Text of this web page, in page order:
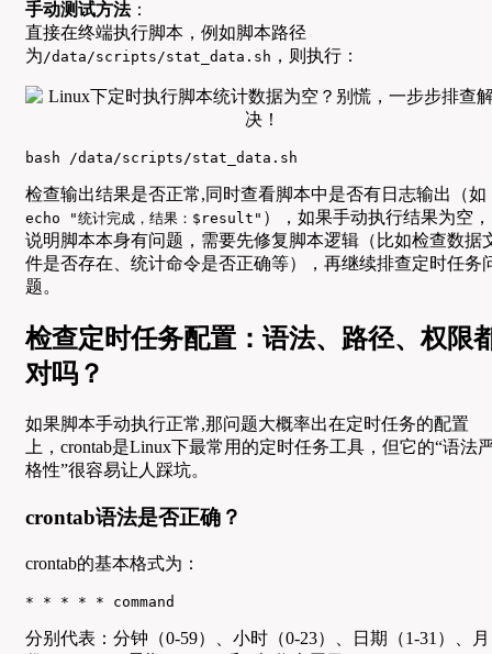
手动测试方法：
直接在终端执行脚本，例如脚本路径
为/data/scripts/stat_data.sh ，则执行：
bash /data/scripts/stat_data.sh
检查输出结果是否正常,同时查看脚本中是否有日志输出（如
echo "统计完成，结果：$result" ），如果手动执行结果为空，
说明脚本本身有问题，需要先修复脚本逻辑（比如检查数据
件是否存在、统计命令是否正确等），再继续排查定时任务
题。
检查定时任务配置：语法、路径、权限
对吗？
如果脚本手动执行正常,那问题大概率出在定时任务的配置
上，crontab是Linux下最常用的定时任务工具，但它的“语法
格性”很容易让人踩坑。
crontab语法是否正确？
crontab的基本格式为：
* * * * * command
分别代表：分钟（0-59）、小时（0-23）、日期（1-31）、月